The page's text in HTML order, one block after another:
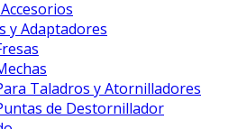
y Adaptadores
Taladros y Atornilladores
de Destornillador